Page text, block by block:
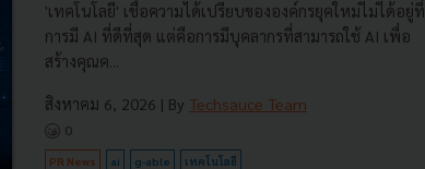
'เทคโนโลยี' เชื่อความได้เปรียบขององค์กรยุคใหม่ไม่ได้อยู่ที่
การมี AI ที่ดีที่สุด แต่คือการมีบุคลากรที่สามารถใช้ AI เพื่อ
สร้างคุณค...
สิงหาคม 6, 2026 | By Techsauce Team
0
PR News ai g-able เทคโนโลยี